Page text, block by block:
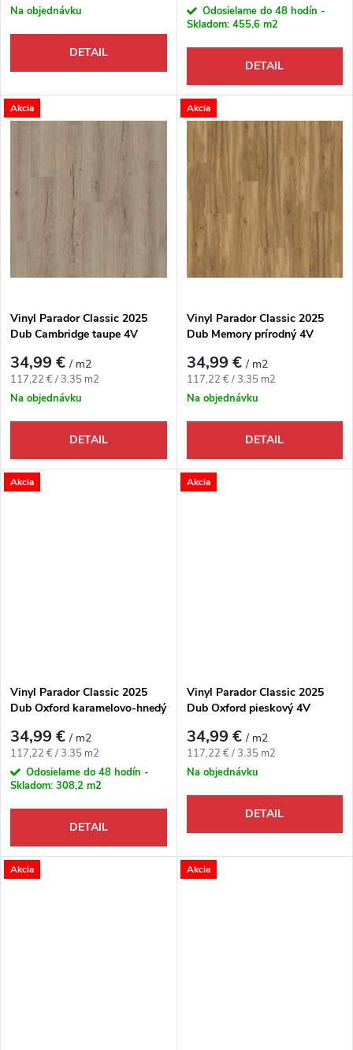
Na objednávku
DETAIL
Odosielame do 48 hodín -
Skladom: 455,6 m2
DETAIL
Akcia
Vinyl Parador Classic 2025
Dub Cambridge taupe 4V
34,99 €/ m2
Jednotková cena:
117,22 € / 3.35 m2
Na objednávku
DETAIL
Akcia
Vinyl Parador Classic 2025
Dub Memory prírodný 4V
34,99 €/ m2
Jednotková cena:
117,22 € / 3.35 m2
Na objednávku
DETAIL
Akcia
Vinyl Parador Classic 2025
Dub Oxford karamelovo-hnedý
34,99 €/ m2
Jednotková cena:
117,22 € / 3.35 m2
Odosielame do 48 hodín -
Skladom: 308,2 m2
DETAIL
Akcia
Vinyl Parador Classic 2025
Dub Oxford pieskový 4V
34,99 €/ m2
Jednotková cena:
117,22 € / 3.35 m2
Na objednávku
DETAIL
Akcia Akcia